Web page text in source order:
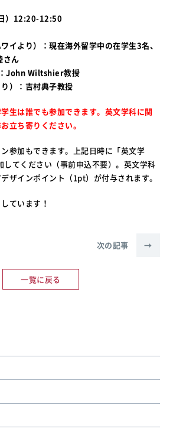
）12:20-12:50
イより）：現在海外留学中の在学生3名、
さん
John Wiltshier教授
）：吉村典子教授
生は誰でも参加できます。英文学科に関
立ち寄りください。
参加もできます。上記日時に「英文学
してください（事前申込不要）。英文学科
ザインポイント（1pt）が付与されます。
ています！
一覧に戻る
次の記事 →